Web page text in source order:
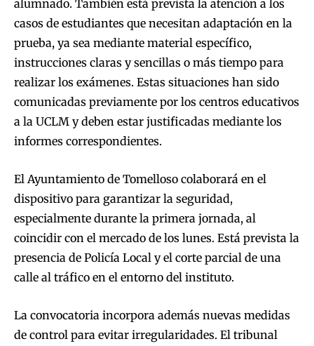
alumnado. También está prevista la atención a los
casos de estudiantes que necesitan adaptación en la
prueba, ya sea mediante material específico,
instrucciones claras y sencillas o más tiempo para
realizar los exámenes. Estas situaciones han sido
comunicadas previamente por los centros educativos
a la UCLM y deben estar justificadas mediante los
informes correspondientes.
El Ayuntamiento de Tomelloso colaborará en el
dispositivo para garantizar la seguridad,
especialmente durante la primera jornada, al
coincidir con el mercado de los lunes. Está prevista la
presencia de Policía Local y el corte parcial de una
calle al tráfico en el entorno del instituto.
La convocatoria incorpora además nuevas medidas
de control para evitar irregularidades. El tribunal